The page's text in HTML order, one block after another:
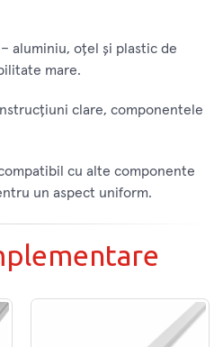
aluminiu, oţel şi plastic de
mare.
clare, componentele
cu alte componente
un aspect uniform.